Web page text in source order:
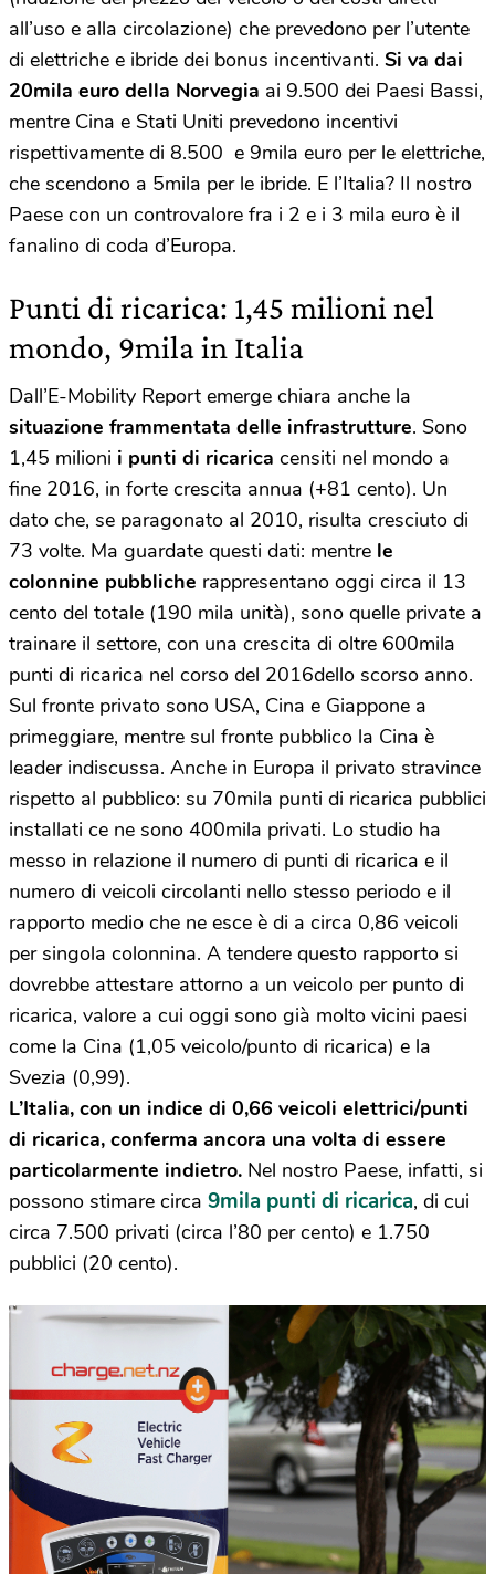
all’uso e alla circolazione) che prevedono per l’utente
di elettriche e ibride dei bonus incentivanti. Si va dai
20mila euro della Norvegia ai 9.500 dei Paesi Bassi,
mentre Cina e Stati Uniti prevedono incentivi
rispettivamente di 8.500 e 9mila euro per le elettriche,
che scendono a 5mila per le ibride. E l’Italia? Il nostro
Paese con un controvalore fra i 2 e i 3 mila euro è il
fanalino di coda d’Europa.
Punti di ricarica: 1,45 milioni nel
mondo, 9mila in Italia
Dall’E-Mobility Report emerge chiara anche la
situazione frammentata delle infrastrutture. Sono
1,45 milioni i punti di ricarica censiti nel mondo a
fine 2016, in forte crescita annua (+81 cento). Un
dato che, se paragonato al 2010, risulta cresciuto di
73 volte. Ma guardate questi dati: mentre le
colonnine pubbliche rappresentano oggi circa il 13
cento del totale (190 mila unità), sono quelle private a
trainare il settore, con una crescita di oltre 600mila
punti di ricarica nel corso del 2016dello scorso anno.
Sul fronte privato sono USA, Cina e Giappone a
primeggiare, mentre sul fronte pubblico la Cina è
leader indiscussa. Anche in Europa il privato stravince
rispetto al pubblico: su 70mila punti di ricarica pubblici
installati ce ne sono 400mila privati. Lo studio ha
messo in relazione il numero di punti di ricarica e il
numero di veicoli circolanti nello stesso periodo e il
rapporto medio che ne esce è di a circa 0,86 veicoli
per singola colonnina. A tendere questo rapporto si
dovrebbe attestare attorno a un veicolo per punto di
ricarica, valore a cui oggi sono già molto vicini paesi
come la Cina (1,05 veicolo/punto di ricarica) e la
Svezia (0,99).
L’Italia, con un indice di 0,66 veicoli elettrici/punti
di ricarica, conferma ancora una volta di essere
particolarmente indietro. Nel nostro Paese, infatti, si
possono stimare circa 9mila punti di ricarica, di cui
circa 7.500 privati (circa l’80 per cento) e 1.750
pubblici (20 cento).